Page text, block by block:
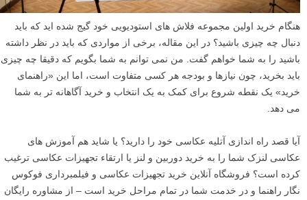
هنگام خرید اولین مجموعه فلاش های استودیویی خود گیج شده اید که باید
دنبال چه چیزی باشید؟ در این مقاله، برخی از مواردی که باید در نظر داشته
باشید را به شما خواهم گفت. من نمی توانم به شما بگویم که دقیقا چه چیزی
باید بخرید، چون نیازها و بودجه هر کسی متفاوت است، اما این «راهنمای
خرید» یک نقطه شروع برای کمک به یک انتخاب و خرید آگاهانه تر به شما
می دهد.
آیا قصد راه اندازی آتلیه عکاسی خود را دارید؟ یا شاید هم آموزش های
عکاسی لنزک شما را به خرید دوربین و لنز یا ارتقاء تجهیزات عکاسی ترغیب
کرده است؟ فروشگاه آنلاین خرید تجهیزات عکاسی و فیلمبرداری فوکوس
نگار راهنما و در خدمت شما در تمام مراحل خرید است – از مشاوره رایگان